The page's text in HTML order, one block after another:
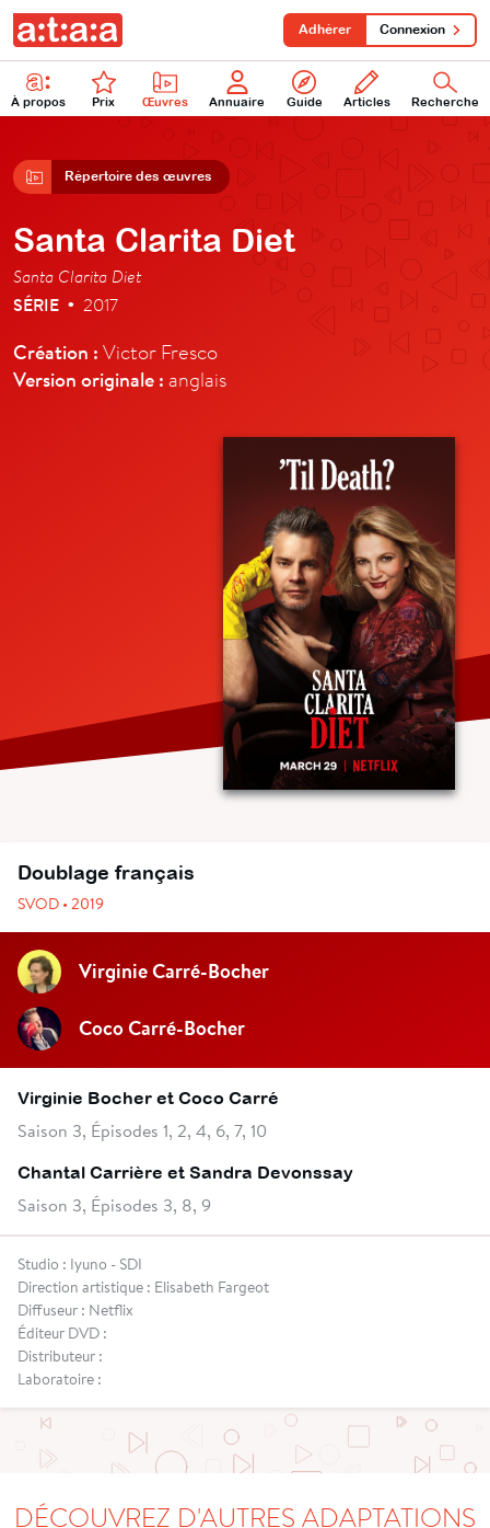
À propos Prix Œuvres Annuaire Guide Articles Recherche
Adhérer Connexion
Répertoire des œuvres
Santa Clarita Diet
Santa Clarita Diet
SÉRIE • 2017
Création : Victor Fresco
Version originale : anglais
Doublage français
SVOD • 2019
Virginie Carré-Bocher
Coco Carré-Bocher
Virginie Bocher et Coco Carré
Saison 3, Épisodes 1, 2, 4, 6, 7, 10
Chantal Carrière et Sandra Devonssay
Saison 3, Épisodes 3, 8, 9
Studio : Iyuno - SDI
Direction artistique : Elisabeth Fargeot
Diffuseur : Netflix
Éditeur DVD :
Distributeur :
Laboratoire :
DÉCOUVREZ D'AUTRES ADAPTATIONS